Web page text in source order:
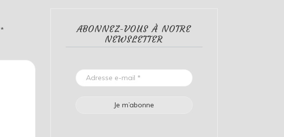
*
ABONNEZ-VOUS À NOTRE
NEWSLETTER